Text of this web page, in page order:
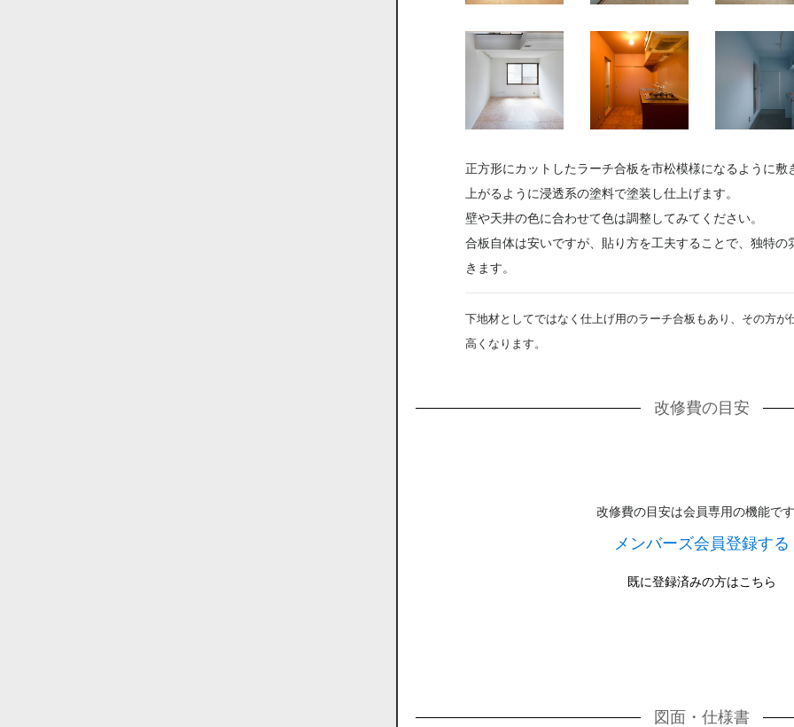
正方形にカットしたラーチ合板を市松模様になるように敷
上がるように浸透系の塗料で塗装し仕上げます。
壁や天井の色に合わせて色は調整してみてください。
合板自体は安いですが、貼り方を工夫することで、独特の
きます。
下地材としてではなく仕上げ用のラーチ合板もあり、その方が
高くなります。
改修費の目安
改修費の目安は会員専用の機能で
メンバーズ会員登録する
既に登録済みの方はこちら
図面・仕様書